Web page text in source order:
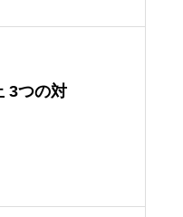
3つの対